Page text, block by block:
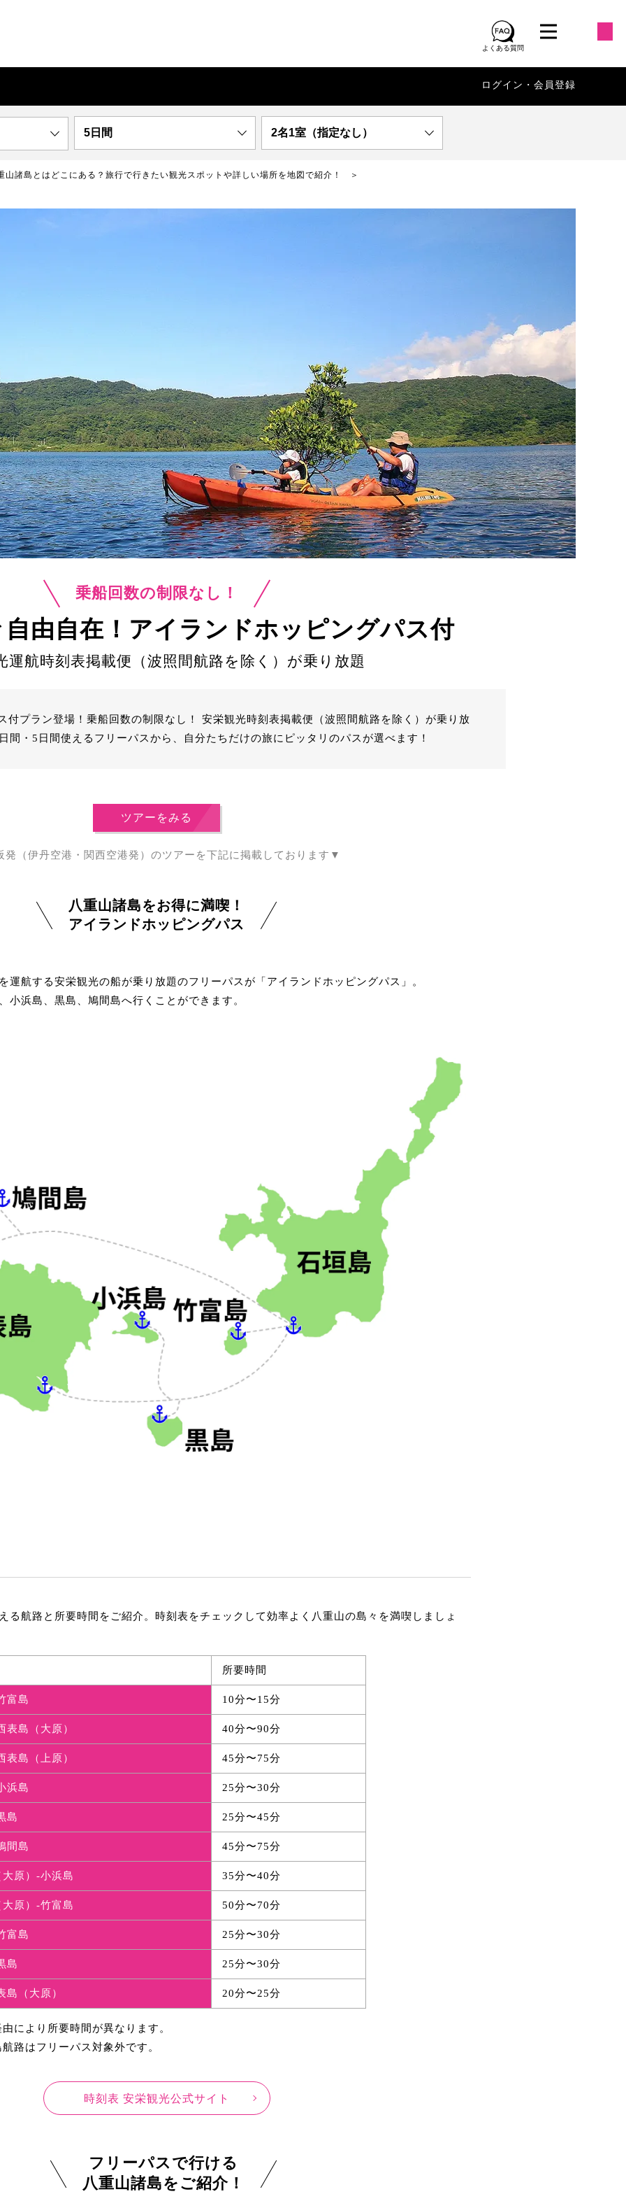
よくある質問
ログイン・会員登録
5日間 2名1室（指定なし）
山諸島とはどこにある？旅行で行きたい観光スポットや詳しい場所を地図で紹介！
乗船回数の制限なし！
由自在！ アイランドホッピングパス付
運航時刻表掲載便 （波照間航路を除く）が乗り放題
付プラン登場！乗船回数の制限なし！ 安栄観光時刻表掲載便（波照間航路を除く）が乗り放
間・5日間使えるフリーパスから、自分たちだけの旅にピッタリのパスが選べます！
ツアーをみる
（伊丹空港・関西空港発）のツアーを下記に掲載しております▼
八重山諸島をお得に満喫！
アイランドホッピングパス
運航する安栄観光の船が乗り放題のフリーパスが「アイランドホッピングパス」。
小浜島、黒島、鳩間島へ行くことができます。
る航路と所要時間をご紹介。時刻表をチェックして効率よく八重山の島々を満喫しましょ
所要時間
富島 10分〜15分
表島（大原） 40分〜90分
表島（上原） 45分〜75分
浜島 25分〜30分
島 25分〜45分
間島 45分〜75分
原）-小浜島 35分〜40分
原）-竹富島 50分〜70分
富島 25分〜30分
島 25分〜30分
島（大原） 20分〜25分
により所要時間が異なります。
路はフリーパス対象外です。
時刻表 安栄観光公式サイト
フリーパスで行ける
八重山諸島をご紹介！